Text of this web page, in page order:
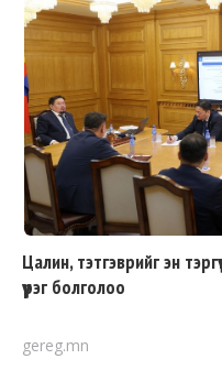
Цалин, тэтгэврийг эн
үүрэг болголоо
gereg.mn